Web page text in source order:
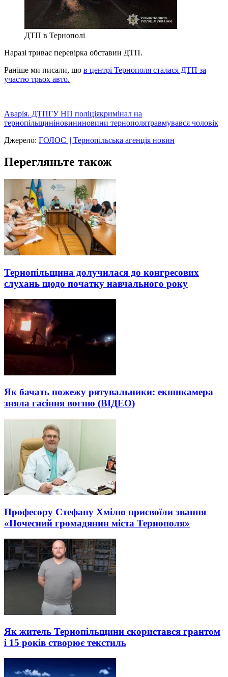
ДТП в Тернополі
Наразі триває перевірка обставин ДТП.
Раніше ми писали, що в центрі Тернополя сталася ДТП за
участю трьох авто.
Аварія. ДТПГУ НП поліціякримінал на
тернопільщиніновининовини тернополятравмувався чоловік
Джерело: ГОЛОС || Тернопільська агенція новин
Перегляньте також
Тернопільщина долучилася до конгресових
слухань щодо початку навчального року
Як бачать пожежу рятувальники: екшнкамера
зняла гасіння вогню (ВІДЕО)
Професору Стефану Хмілю присвоїли звання
«Почесний громадянин міста Тернополя»
Як житель Тернопільщини скористався грантом
і 15 років створює текстиль